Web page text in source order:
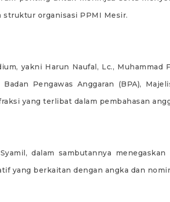
organisasi PPMI Mesir.
yakni Harun Naufal, Lc., Muhammad
Pengawas Anggaran (BPA),
yang terlibat dalam pembahasan
dalam sambutannya menegaskan
yang berkaitan dengan angka dan